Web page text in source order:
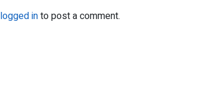
logged into post a comment.